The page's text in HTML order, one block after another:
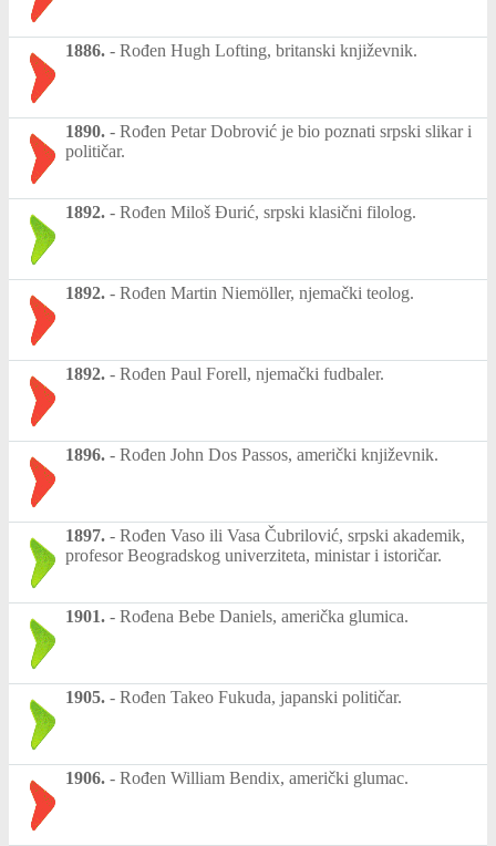
1886. - Rođen Hugh Lofting, britanski književnik.
1890. - Rođen Petar Dobrović je bio poznati srpski slikar i
političar.
1892. - Rođen Miloš Đurić, srpski klasični filolog.
1892. - Rođen Martin Niemöller, njemački teolog.
1892. - Rođen Paul Forell, njemački fudbaler.
1896. - Rođen John Dos Passos, američki književnik.
1897. - Rođen Vaso ili Vasa Čubrilović, srpski akademik,
profesor Beogradskog univerziteta, ministar i istoričar.
1901. - Rođena Bebe Daniels, američka glumica.
1905. - Rođen Takeo Fukuda, japanski političar.
1906. - Rođen William Bendix, američki glumac.